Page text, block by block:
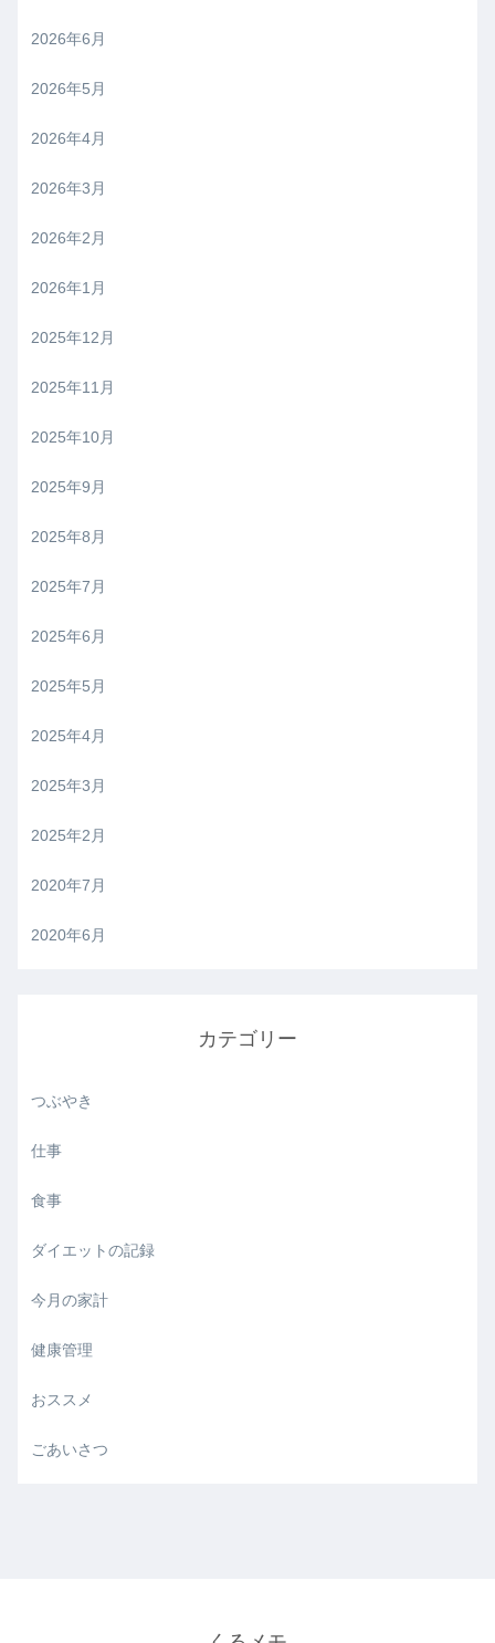
2026年6月
2026年5月
2026年4月
2026年3月
2026年2月
2026年1月
2025年12月
2025年11月
2025年10月
2025年9月
2025年8月
2025年7月
2025年6月
2025年5月
2025年4月
2025年3月
2025年2月
2020年7月
2020年6月
カテゴリー
つぶやき
仕事
食事
ダイエットの記録
今月の家計
健康管理
おススメ
ごあいさつ